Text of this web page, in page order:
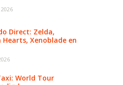
2026
Direct: Zelda,
Hearts, Xenoblade en
World Tour